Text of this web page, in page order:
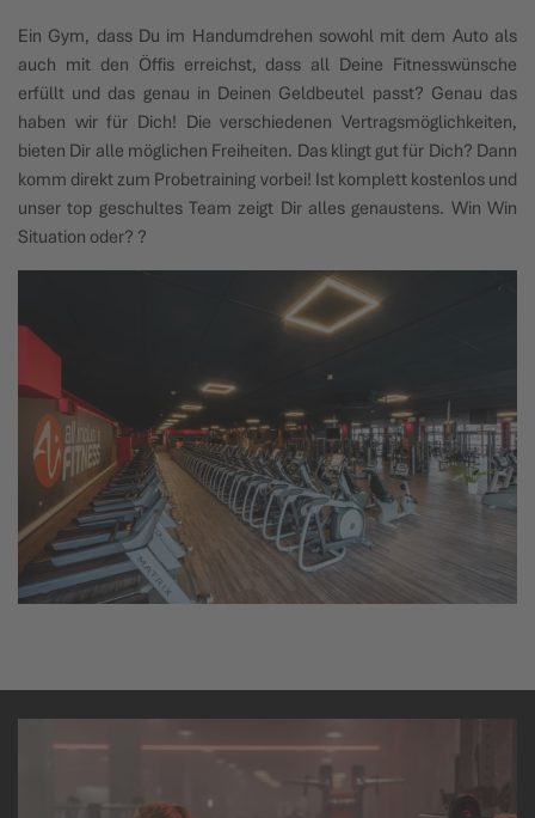
Ein Gym, dass Du im Handumdrehen sowohl mit dem Auto als
auch mit den Öffis erreichst, dass all Deine Fitnesswünsche
erfüllt und das genau in Deinen Geldbeutel passt? Genau das
haben wir für Dich! Die verschiedenen Vertragsmöglichkeiten,
bieten Dir alle möglichen Freiheiten. Das klingt gut für Dich? Dann
komm direkt zum Probetraining vorbei! Ist komplett kostenlos und
unser top geschultes Team zeigt Dir alles genaustens. Win Win
Situation oder? ?